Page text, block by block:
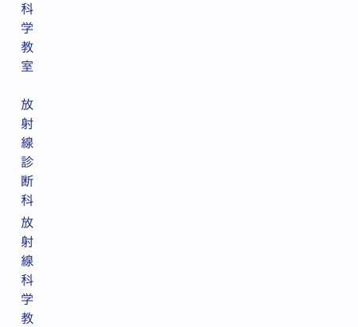
科
学
教
室
放
射
線
診
断
科
放
射
線
科
学
教